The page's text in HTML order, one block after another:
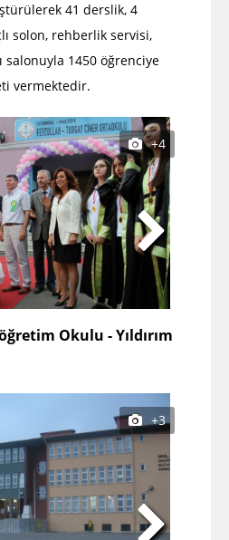
41 derslik, 4
solon, rehberlik servisi,
salonuyla 1450 öğrenciye
vermektedir.
+4
Okulu - Yıldırım
+3